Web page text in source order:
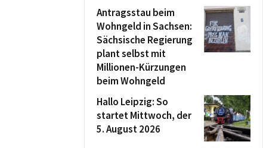
Antragsstau beim
Wohngeld in Sachsen:
Sächsische Regierung
plant selbst mit
Millionen-Kürzungen
beim Wohngeld
Hallo Leipzig: So
startet Mittwoch, der
5. August 2026